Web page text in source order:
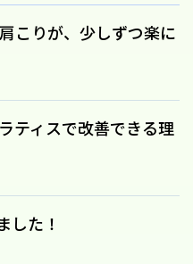
こりが、少しずつ楽に
ティスで改善できる理
した！